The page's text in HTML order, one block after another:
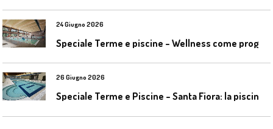
24 Giugno 2026
26 Giugno 2026